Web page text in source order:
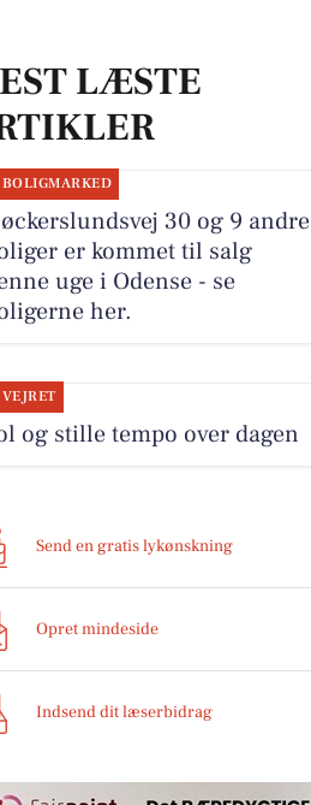
LÆSTE
BOLIGMARKED
30 og 9 andre
er kommet til salg
uge i Odense - se
her.
VEJRET
og stille tempo over dagen
Send en gratis lykønskning
Opret mindeside
Indsend dit læserbidrag